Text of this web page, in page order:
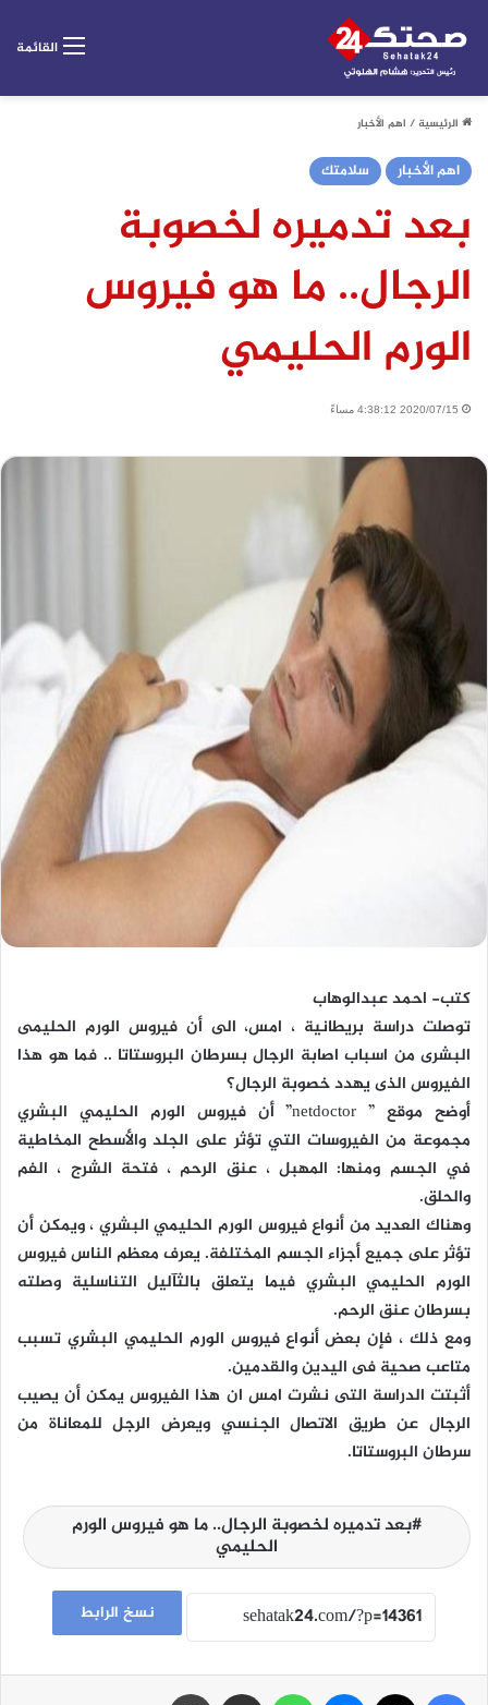
القائمة
الرئيسية/ اهم الأخبار
اهم الأخبار سلامتك
بعد تدميره لخصوبة
الرجال.. ما هو فيروس
الورم الحليمي
2020/07/15 4:38:12 مساءً
كتب- احمد عبدالوهاب
توصلت دراسة بريطانية ، امس، الى أن فيروس الورم الحليمى
البشرى من اسباب اصابة الرجال بسرطان البروستاتا .. فما هو هذا
الفيروس الذى يهدد خصوبة الرجال؟
أوضح موقع ” netdoctor” أن فيروس الورم الحليمي البشري
مجموعة من الفيروسات التي تؤثر على الجلد والأسطح المخاطية
في الجسم ومنها: المهبل ، عنق الرحم ، فتحة الشرج ، الفم
والحلق.
وهناك العديد من أنواع فيروس الورم الحليمي البشري ، ويمكن أن
تؤثر على جميع أجزاء الجسم المختلفة. يعرف معظم الناس فيروس
الورم الحليمي البشري فيما يتعلق بالثآليل التناسلية وصلته
بسرطان عنق الرحم.
ومع ذلك ، فإن بعض أنواع فيروس الورم الحليمي البشري تسبب
متاعب صحية فى اليدين والقدمين.
أثبتت الدراسة التى نشرت امس ان هذا الفيروس يمكن أن يصيب
الرجال عن طريق الاتصال الجنسي ويعرض الرجل للمعاناة من
سرطان البروستاتا.
بعد تدميره لخصوبة الرجال.. ما هو فيروس الورم
الحليمي
نسخ الرابط
فيسبوك ماسنجر واتساب مشاركة عبر البريد